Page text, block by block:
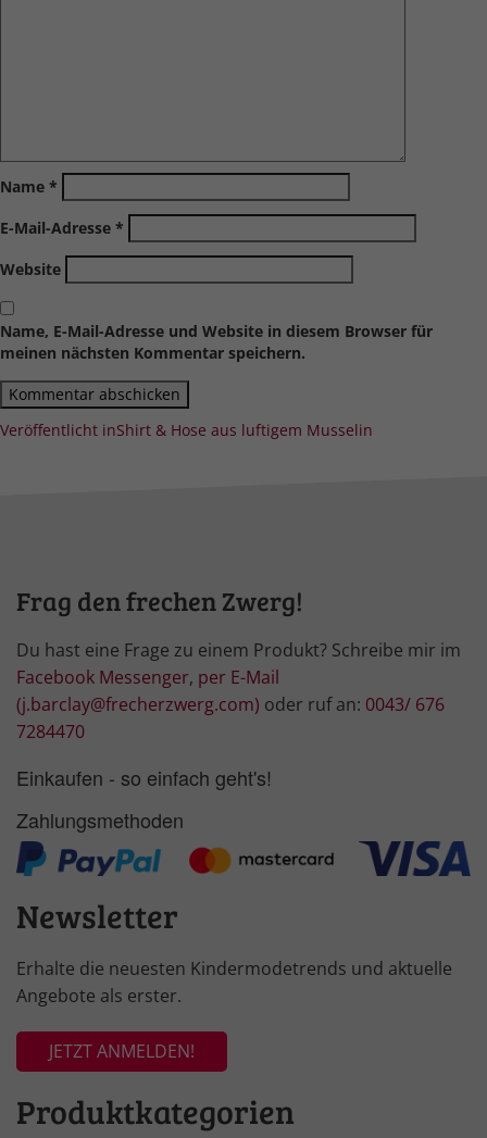
Name *
E-Mail-Adresse *
Website
Name, E-Mail-Adresse und Website in diesem Browser für
meinen nächsten Kommentar speichern.
Beitragsnavigation
Veröffentlicht inShirt & Hose aus luftigem Musselin
Frag den frechen Zwerg!
Du hast eine Frage zu einem Produkt? Schreibe mir im
Facebook Messenger, per E-Mail
(j.barclay@frecherzwerg.com) oder ruf an: 0043/ 676
7284470
Einkaufen - so einfach geht's!
Zahlungsmethoden
Newsletter
Erhalte die neuesten Kindermodetrends und aktuelle
Angebote als erster.
JETZT ANMELDEN!
Produktkategorien